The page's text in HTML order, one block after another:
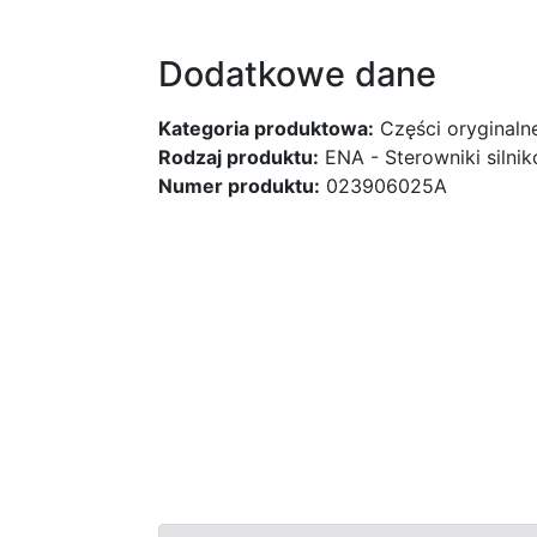
Dodatkowe dane
Kategoria produktowa: Części
Rodzaj produktu: ENA - Sterowniki
Numer produktu: 023906025A